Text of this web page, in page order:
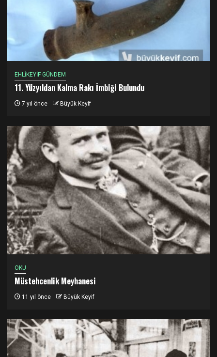
EHLİKEYİF GÜNDEM
11. Yüzyıldan Kalma Rakı İmbiği Bulundu
7 yıl önce Büyük Keyif
OKU
Müstehcenlik Meyhanesi
11 yıl önce Büyük Keyif